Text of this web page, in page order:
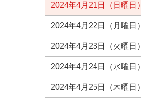
2024年4月21日（日曜日）
2024年4月22日（月曜日）
2024年4月23日（火曜日）
2024年4月24日（水曜日）
2024年4月25日（木曜日）